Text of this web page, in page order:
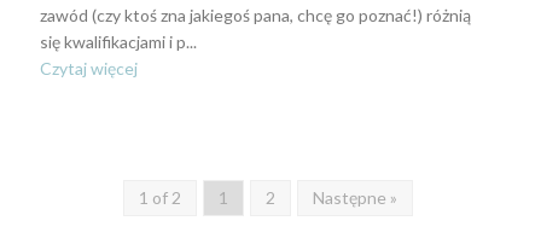
zawód (czy ktoś zna jakiegoś pana, chcę go poznać!) różnią
się kwalifikacjami i p...
Czytaj więcej
1 of 2 1 2 Następne »